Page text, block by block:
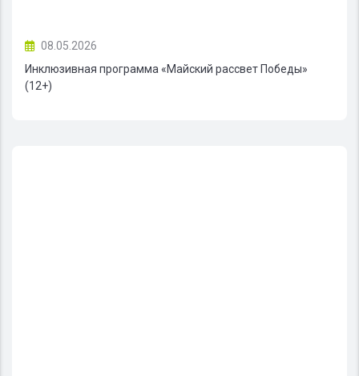
08.05.2026
Инклюзивная программа «Майский рассвет Победы»
(12+)